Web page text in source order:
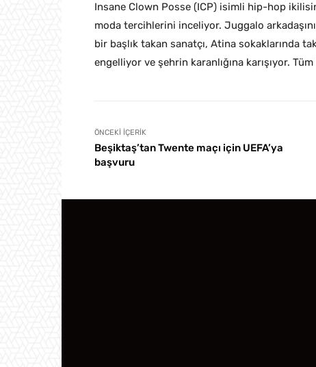
Insane Clown Posse (ICP) isimli hip-hop
moda tercihlerini inceliyor. Juggalo
bir başlık takan sanatçı, Atina sokaklarında
engelliyor ve şehrin karanlığına karışıyor.
ÖNCEKI İÇERIK
Beşiktaş’tan Twente maçı için UEFA’ya
başvuru